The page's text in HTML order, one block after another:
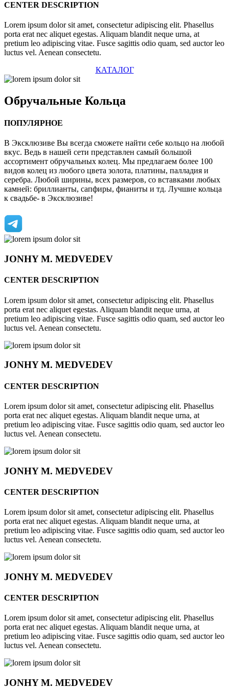
CENTER DESCRIPTION
Lorem ipsum dolor sit amet, consectetur adipiscing elit. Phasellus
porta erat nec aliquet egestas. Aliquam blandit neque urna, at
pretium leo adipiscing vitae. Fusce sagittis odio quam, sed auctor leo
luctus vel. Aenean consectetu.
КАТАЛОГ
Обручальные Кольца
ПОПУЛЯРНОЕ
В Эксклюзиве Вы всегда сможете найти себе кольцо на любой
вкус. Ведь в нашей сети представлен самый большой
ассортимент обручальных колец. Мы предлагаем более 100
видов колец из любого цвета золота, платины, палладия и
серебра. Любой ширины, всех размеров, со вставками любых
камней: бриллианты, сапфиры, фианиты и тд. Лучшие кольца
к свадьбе- в Эксклюзиве!
JONHYM. MEDVEDEV
CENTER DESCRIPTION
Lorem ipsum dolor sit amet, consectetur adipiscing elit. Phasellus
porta erat nec aliquet egestas. Aliquam blandit neque urna, at
pretium leo adipiscing vitae. Fusce sagittis odio quam, sed auctor leo
luctus vel. Aenean consectetu.
JONHYM. MEDVEDEV
CENTER DESCRIPTION
Lorem ipsum dolor sit amet, consectetur adipiscing elit. Phasellus
porta erat nec aliquet egestas. Aliquam blandit neque urna, at
pretium leo adipiscing vitae. Fusce sagittis odio quam, sed auctor leo
luctus vel. Aenean consectetu.
JONHYM. MEDVEDEV
CENTER DESCRIPTION
Lorem ipsum dolor sit amet, consectetur adipiscing elit. Phasellus
porta erat nec aliquet egestas. Aliquam blandit neque urna, at
pretium leo adipiscing vitae. Fusce sagittis odio quam, sed auctor leo
luctus vel. Aenean consectetu.
JONHYM. MEDVEDEV
CENTER DESCRIPTION
Lorem ipsum dolor sit amet, consectetur adipiscing elit. Phasellus
porta erat nec aliquet egestas. Aliquam blandit neque urna, at
pretium leo adipiscing vitae. Fusce sagittis odio quam, sed auctor leo
luctus vel. Aenean consectetu.
JONHYM. MEDVEDEV